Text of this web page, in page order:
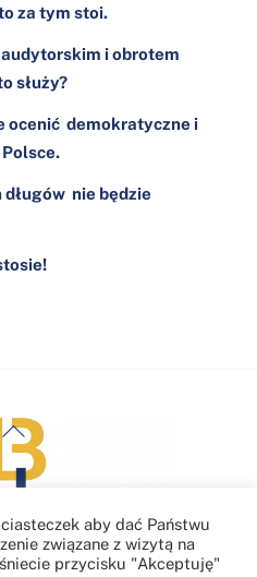
za tym stoi.
i obrotem
służy?
ocenić demokratyczne i
długów nie będzie
Back
To
Top
aby dać Państwu
związane z wizytą na
przycisku "Akceptuję"